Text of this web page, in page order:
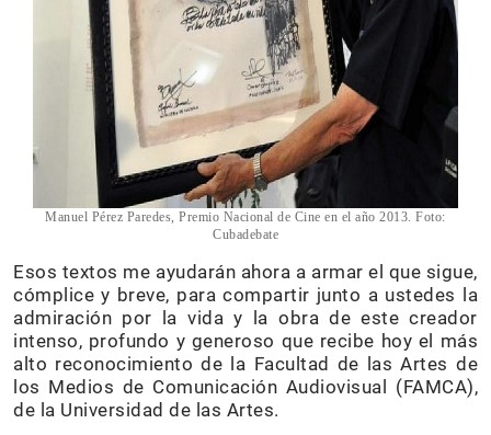
Manuel Pérez Paredes, Premio Nacional de Cine en el año 2013. Foto:
Cubadebate
Esos textos me ayudarán ahora a armar el que sigue,
cómplice y breve, para compartir junto a ustedes la
admiración por la vida y la obra de este creador
intenso, profundo y generoso que recibe hoy el más
alto reconocimiento de la Facultad de las Artes de
los Medios de Comunicación Audiovisual (FAMCA),
de la Universidad de las Artes.